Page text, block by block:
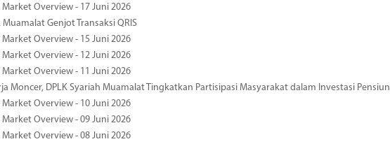
Market Overview - 17 Juni 2026
Muamalat Genjot Transaksi QRIS
Market Overview - 15 Juni 2026
Market Overview - 12 Juni 2026
Market Overview - 11 Juni 2026
Moncer, DPLK Syariah Muamalat Tingkatkan Partisipasi Masyarakat dalam Investasi Pensiun
Market Overview - 10 Juni 2026
Market Overview - 09 Juni 2026
Market Overview - 08 Juni 2026